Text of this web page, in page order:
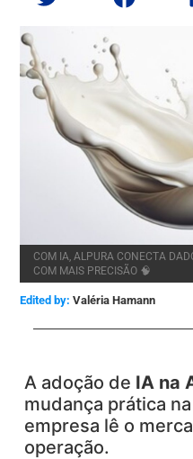
COM IA, ALPURA CONECTA
COM MAIS PRECISÃO 🧠
Edited by: Valéria Hamann
A adoção de IA na
mudança prática
empresa lê o
operação.